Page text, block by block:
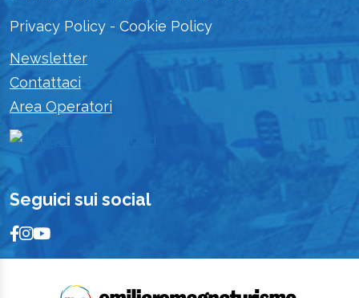
Privacy Policy - Cookie Policy
Newsletter
Contattaci
Area Operatori
Seguici sui social